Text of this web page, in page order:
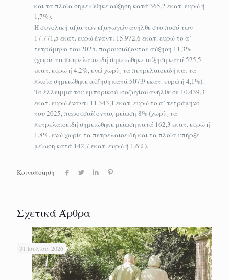
και τα πλοία σημειώθηκε αύξηση κατά 365,2 εκατ. ευρώ ή
1,7%).
Η συνολική αξία των εξαγωγών ανήλθε στο ποσό των
17.771,5 εκατ. ευρώ έναντι 15.972,6 εκατ. ευρώ το α’
τετράμηνο του 2025, παρουσιάζοντας αύξηση 11,3%
(χωρίς τα πετρελαιοειδή σημειώθηκε αύξηση κατά 525,5
εκατ. ευρώ ή 4,2%, ενώ χωρίς τα πετρελαιοειδή και τα
πλοία σημειώθηκε αύξηση κατά 507,9 εκατ. ευρώ ή 4,1%).
Το έλλειμμα του εμπορικού ισοζυγίου ανήλθε σε 10.439,3
εκατ. ευρώ έναντι 11.343,1 εκατ. ευρώ το α’ τετράμηνο
του 2025, παρουσιάζοντας μείωση 8% (χωρίς τα
πετρελαιοειδή σημειώθηκε μείωση κατά 162,3 εκατ. ευρώ ή
1,8%, ενώ χωρίς τα πετρελαιοειδή και τα πλοία υπήρξε
μείωση κατά 142,7 εκατ. ευρώ ή 1,6%).
Κοινοποίηση
Σχετικά Άρθρα
31 Ιουλίου, 2026